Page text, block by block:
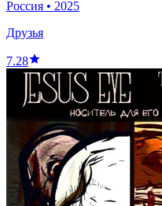
Россия • 2025
Друзья
7.28